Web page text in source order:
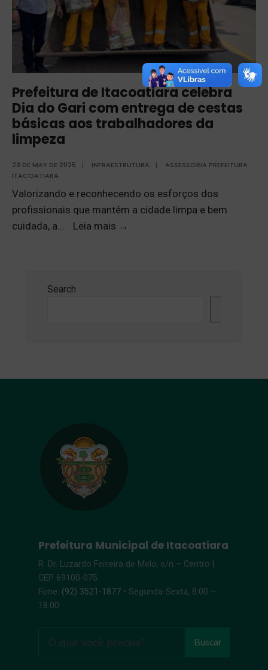
Prefeitura de Itacoatiara celebra
Dia do Gari com entrega de cestas
básicas aos trabalhadores da
limpeza
23 DE MAY DE 2025 | INFRAESTRUTURA |
ASSESSORIA PREFEITURA
ITACOATIARA
Valorizando e reconhecendo os esforços dos
profissionais que mantêm a cidade limpa e bem
cuidada, a... Leia mais →
Search
Prefeitura Municipal de Itacoatiara
R. Dr. Luzardo Ferreira de Melo, s/n – Centro |
CEP 69100-075
Fone: (92) 3521-1877 • Segunda-Sexta, 8:00 –
18:00
Buscar